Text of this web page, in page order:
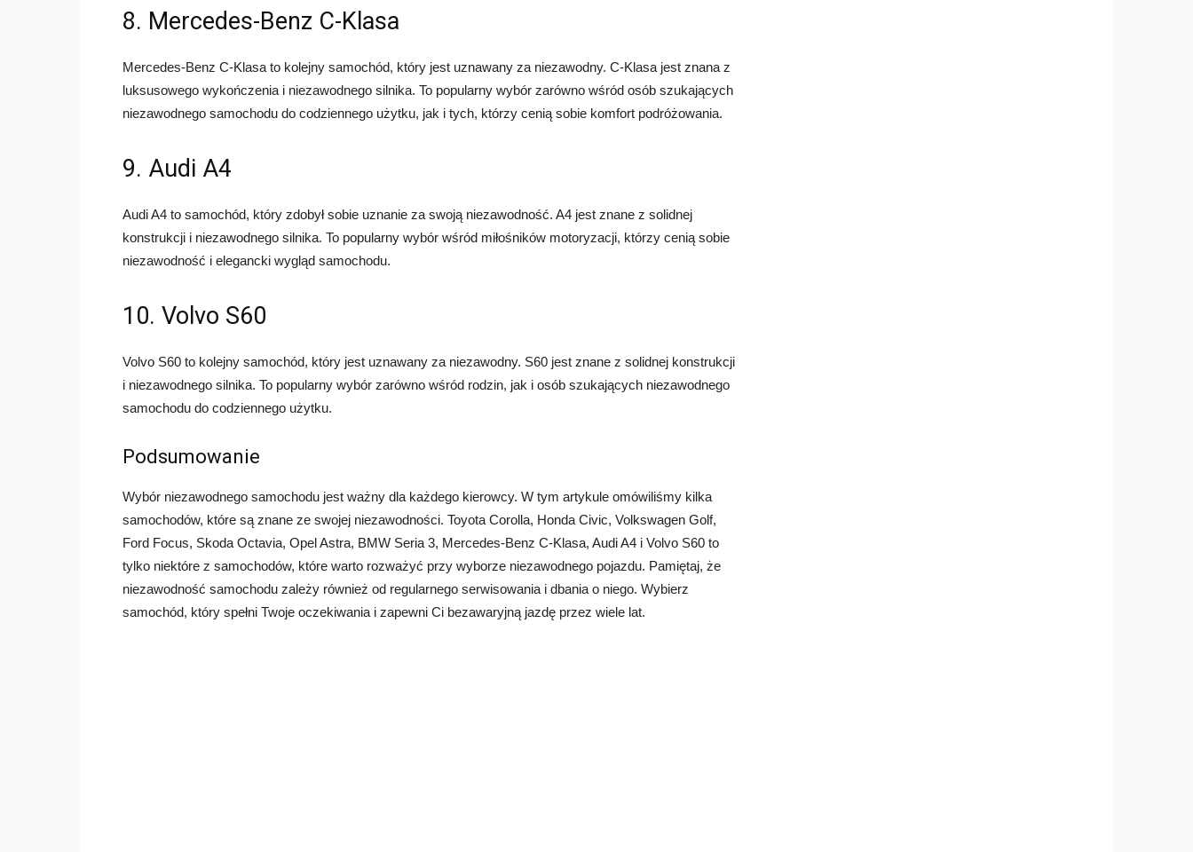
8. Mercedes-Benz C-Klasa
Mercedes-Benz C-Klasa to kolejny samochód, który jest uznawany za niezawodny. C-Klasa jest znana z
luksusowego wykończenia i niezawodnego silnika. To popularny wybór zarówno wśród osób szukających
niezawodnego samochodu do codziennego użytku, jak i tych, którzy cenią sobie komfort podróżowania.
9. Audi A4
Audi A4 to samochód, który zdobył sobie uznanie za swoją niezawodność. A4 jest znane z solidnej
konstrukcji i niezawodnego silnika. To popularny wybór wśród miłośników motoryzacji, którzy cenią sobie
niezawodność i elegancki wygląd samochodu.
10. Volvo S60
Volvo S60 to kolejny samochód, który jest uznawany za niezawodny. S60 jest znane z solidnej konstrukcji
i niezawodnego silnika. To popularny wybór zarówno wśród rodzin, jak i osób szukających niezawodnego
samochodu do codziennego użytku.
Podsumowanie
Wybór niezawodnego samochodu jest ważny dla każdego kierowcy. W tym artykule omówiliśmy kilka
samochodów, które są znane ze swojej niezawodności. Toyota Corolla, Honda Civic, Volkswagen Golf,
Ford Focus, Skoda Octavia, Opel Astra, BMW Seria 3, Mercedes-Benz C-Klasa, Audi A4 i Volvo S60 to
tylko niektóre z samochodów, które warto rozważyć przy wyborze niezawodnego pojazdu. Pamiętaj, że
niezawodność samochodu zależy również od regularnego serwisowania i dbania o niego. Wybierz
samochód, który spełni Twoje oczekiwania i zapewni Ci bezawaryjną jazdę przez wiele lat.